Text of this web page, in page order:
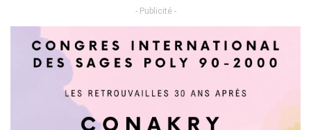
- Publicité -